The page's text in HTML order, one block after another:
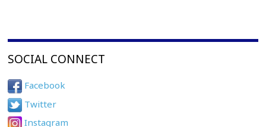
SOCIAL CONNECT
Facebook
Twitter
Instagram